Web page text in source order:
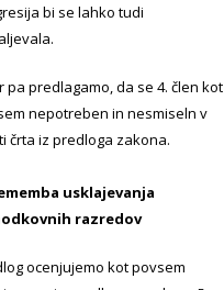
bi se lahko tudi
pa predlagamo, da se 4. člen kot
nepotreben in nesmiseln v
črta iz predloga zakona.
usklajevanja
razredov
ocenjujemo kot povsem